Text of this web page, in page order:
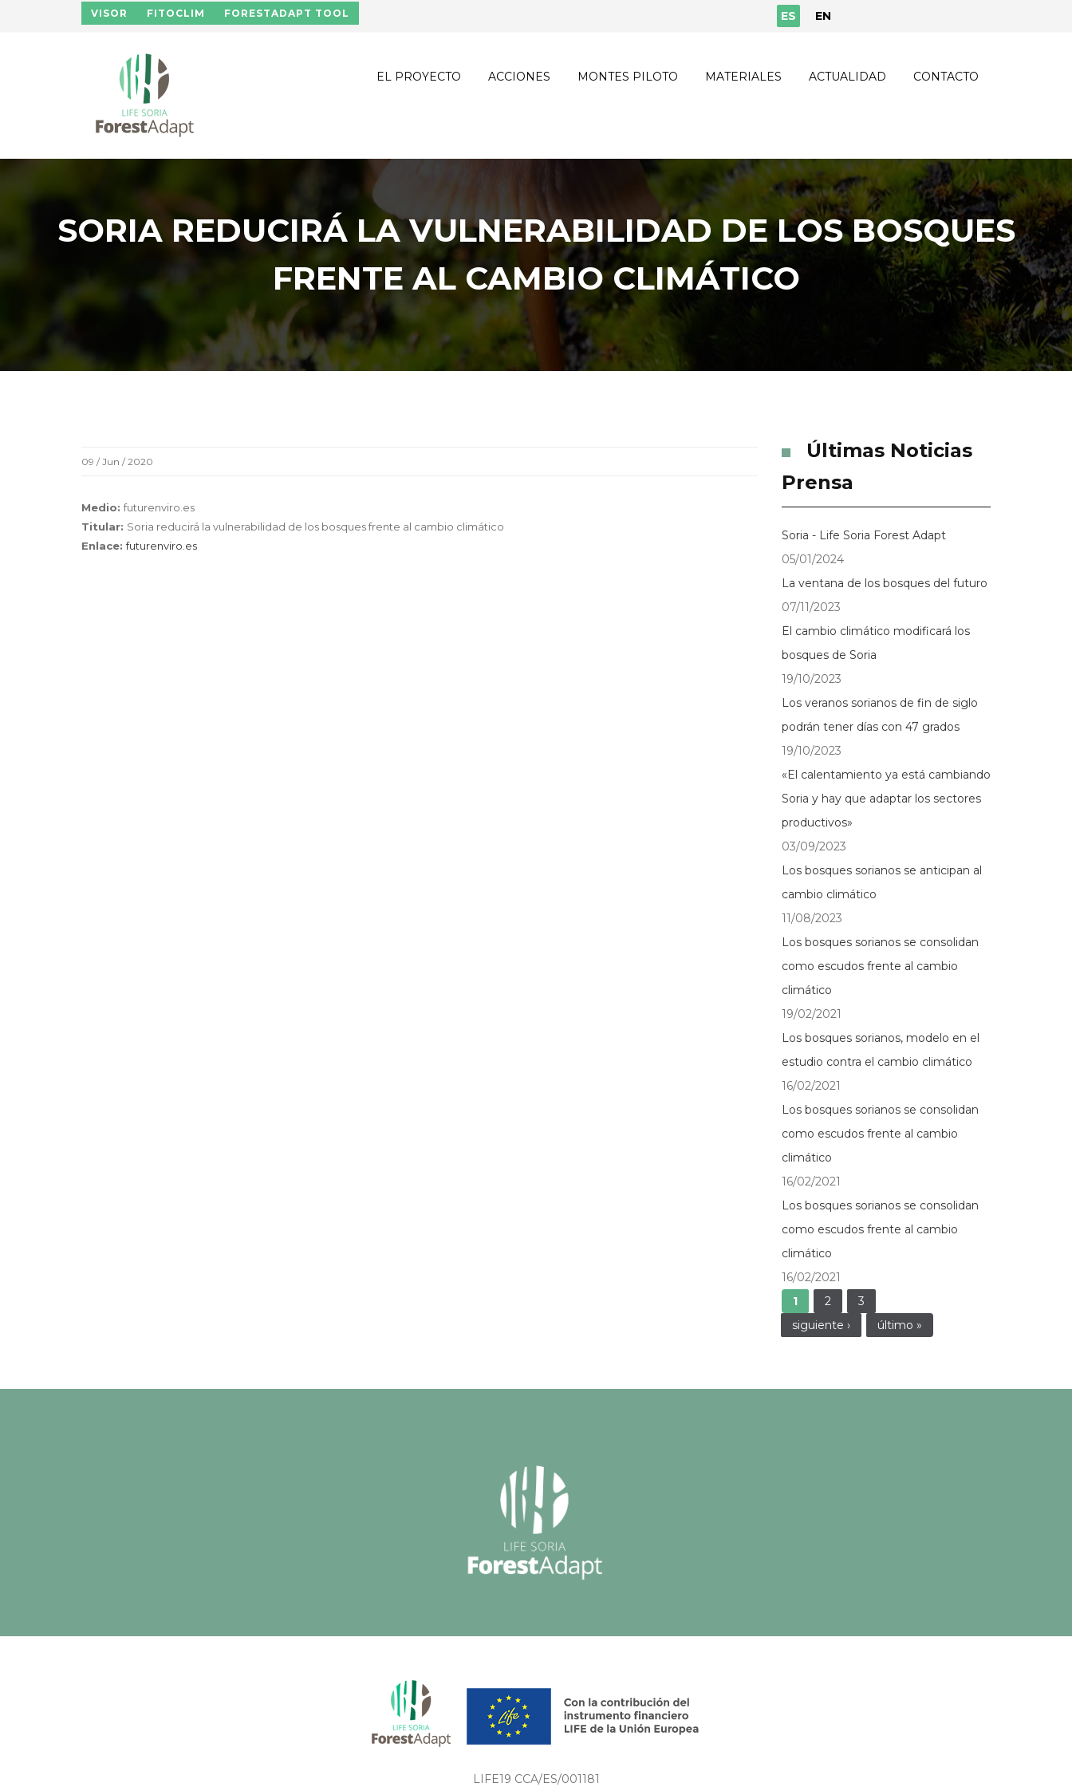
Pasar al contenido principal
VISOR FITOCLIM FORESTADAPT TOOL ES EN
EL PROYECTO ACCIONES MONTES PILOTO MATERIALES ACTUALIDAD CONTACTO
SORIA REDUCIRÁ LA VULNERABILIDAD DE LOS BOSQUES
FRENTE AL CAMBIO CLIMÁTICO
09 / Jun / 2020
Medio: futurenviro.es
Titular: Soria reducirá la vulnerabilidad de los bosques frente al cambio climático
Enlace:futurenviro.es
Últimas Noticias
Prensa
Soria - Life Soria Forest Adapt
05/01/2024
La ventana de los bosques del futuro
07/11/2023
El cambio climático modificará los
bosques de Soria
19/10/2023
Los veranos sorianos de fin de siglo
podrán tener días con 47 grados
19/10/2023
«El calentamiento ya está cambiando
Soria y hay que adaptar los sectores
productivos»
03/09/2023
Los bosques sorianos se anticipan al
cambio climático
11/08/2023
Los bosques sorianos se consolidan
como escudos frente al cambio
climático
19/02/2021
Los bosques sorianos, modelo en el
estudio contra el cambio climático
16/02/2021
Los bosques sorianos se consolidan
como escudos frente al cambio
climático
16/02/2021
Los bosques sorianos se consolidan
como escudos frente al cambio
climático
16/02/2021
Páginas
1 2
3
siguiente ›
último »
LIFE19 CCA/ES/001181